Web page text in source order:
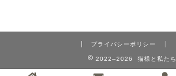
プライバシーポリシー
2022–2026 猫様と私たち